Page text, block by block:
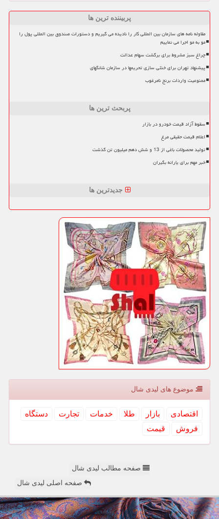
پربیننده ترین ها
مقاوله نامه های سازمان بین المللی کار را نادیده می گیریم و دستورات صندوق بین المللی پول را
مو به مو اجرا می نماییم
چراغ سبز مشروط برای برگشت سهام عدالت
پیشنهاد تهران برای خنثی سازی تحریمها در سازمان شانگهای
ممنوعیت واردات برنج نامرغوب
پربحث ترین ها
سقوط آزاد قیمت خودرو در بازار
اعلام قیمت حقیقی مرغ
تولید محصولات باغی از 13 و شش دهم میلیون تن گذشت
خبر مهم برای یارانه بگیران
جدیدترین ها
موضوع های لیدی شال
اقتصادی بازار طلا خدمات تجارت
دستگاه
فروش
قیمت
صفحه مطالب لیدی شال
صفحه اصلی لیدی شال